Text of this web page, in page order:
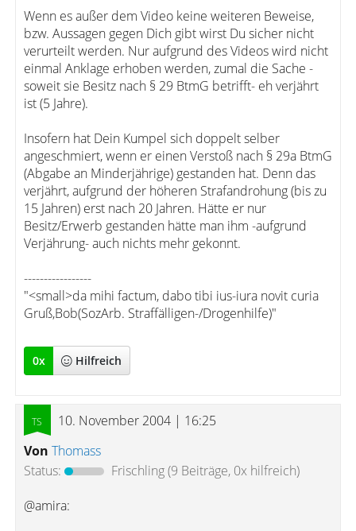
Wenn es außer dem Video keine weiteren Beweise,
bzw. Aussagen gegen Dich gibt wirst Du sicher nicht
verurteilt werden. Nur aufgrund des Videos wird nicht
einmal Anklage erhoben werden, zumal die Sache -
soweit sie Besitz nach § 29 BtmG betrifft- eh verjährt
ist (5 Jahre).
Insofern hat Dein Kumpel sich doppelt selber
angeschmiert, wenn er einen Verstoß nach § 29a BtmG
(Abgabe an Minderjährige) gestanden hat. Denn das
verjährt, aufgrund der höheren Strafandrohung (bis zu
15 Jahren) erst nach 20 Jahren. Hätte er nur
Besitz/Erwerb gestanden hätte man ihm -aufgrund
Verjährung- auch nichts mehr gekonnt.
-----------------
"<small>da mihi factum, dabo tibi ius-iura novit curia
Gruß,Bob(SozArb. Straffälligen-/Drogenhilfe)"
0x Hilfreich
10. November 2004 | 16:25
Von Thomass
Status:
Frischling(9 Beiträge, 0x hilfreich)
@amira: